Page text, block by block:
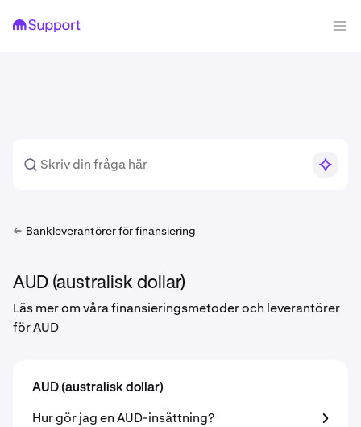
Bankleverantörer för finansiering
AUD (australisk dollar)
Läs mer om våra finansieringsmetoder och leverantörer
för AUD
AUD (australisk dollar)
Hur gör jag en AUD-insättning?